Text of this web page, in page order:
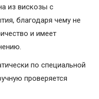
из вискозы с
благодаря чему не
и имеет
по специальной
проверяется